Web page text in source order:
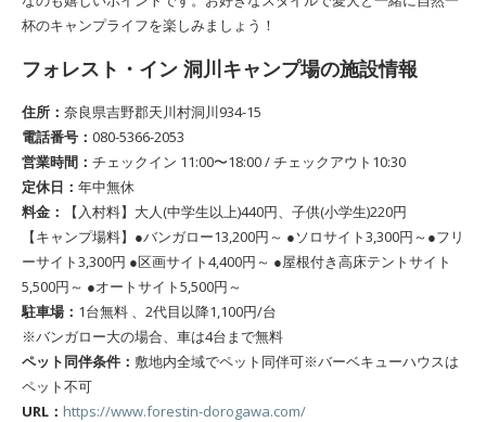
杯のキャンプライフを楽しみましょう！
フォレスト・イン 洞川キャンプ場の施設情報
住所： 奈良県吉野郡天川村洞川934-15
電話番号： 080-5366-2053
営業時間： チェックイン 11:00〜18:00 / チェックアウト10:30
定休日： 年中無休
料金：
【入村料】大人(中学生以上)440円、子供(小学生)220円
【キャンプ場料】●バンガロー13,200円～ ●ソロサイト3,300円～●フリ
ーサイト3,300円 ●区画サイト4,400円～ ●屋根付き高床テントサイト
5,500円～ ●オートサイト5,500円～
駐車場： 1台無料 、2代目以降1,100円/台
※バンガロー大の場合、車は4台まで無料
ペット同伴条件： 敷地内全域でペット同伴可※バーベキューハウスは
ペット不可
URL： https://www.forestin-dorogawa.com/